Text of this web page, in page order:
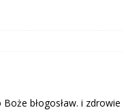
błogosław. i zdrowie